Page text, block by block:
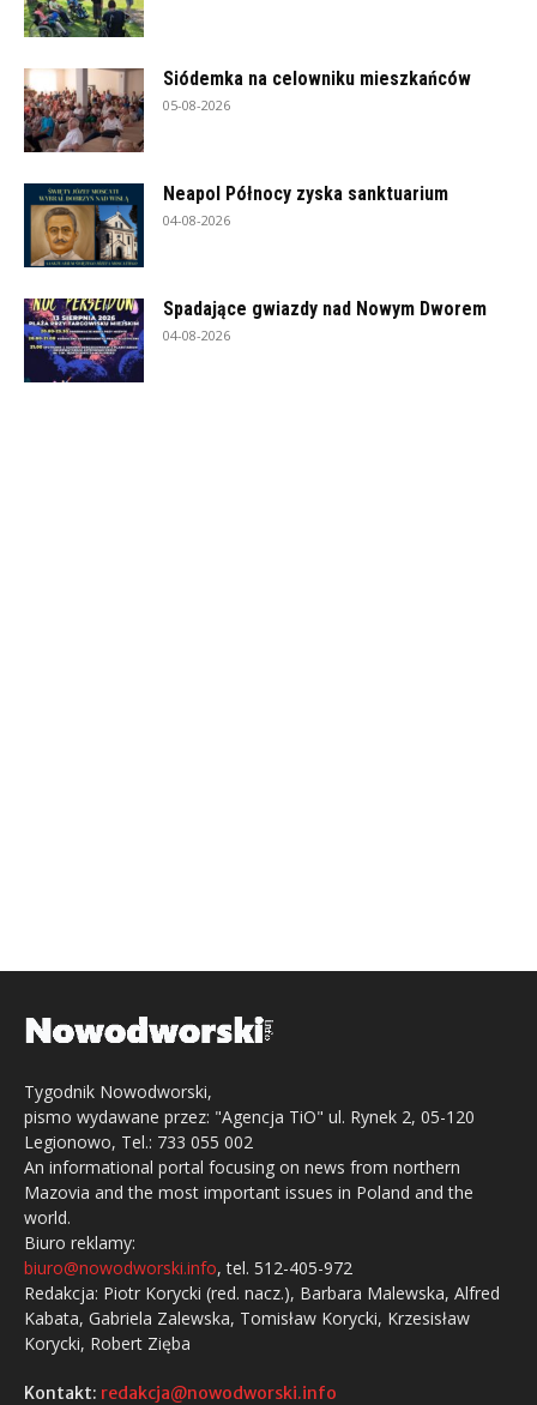
Siódemka na celowniku mieszkańców
05-08-2026
Neapol Północy zyska sanktuarium
04-08-2026
Spadające gwiazdy nad Nowym Dworem
04-08-2026
Tygodnik Nowodworski,
pismo wydawane przez: "Agencja TiO" ul. Rynek 2, 05-120
Legionowo, Tel.: 733 055 002
An informational portal focusing on news from northern
Mazovia and the most important issues in Poland and the
world.
Biuro reklamy:
biuro@nowodworski.info, tel. 512-405-972
Redakcja: Piotr Korycki (red. nacz.), Barbara Malewska, Alfred
Kabata, Gabriela Zalewska, Tomisław Korycki, Krzesisław
Korycki, Robert Zięba
Kontakt: redakcja@nowodworski.info